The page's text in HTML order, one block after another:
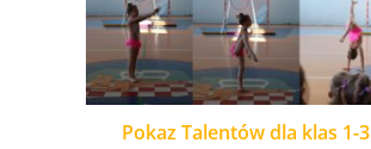
Pokaz Talentów dla klas 1-3